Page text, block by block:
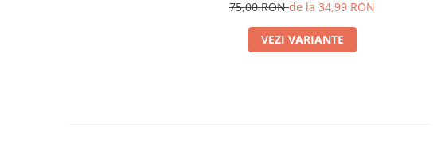
75,00 RONde la 34,99 RON
VEZI VARIANTE